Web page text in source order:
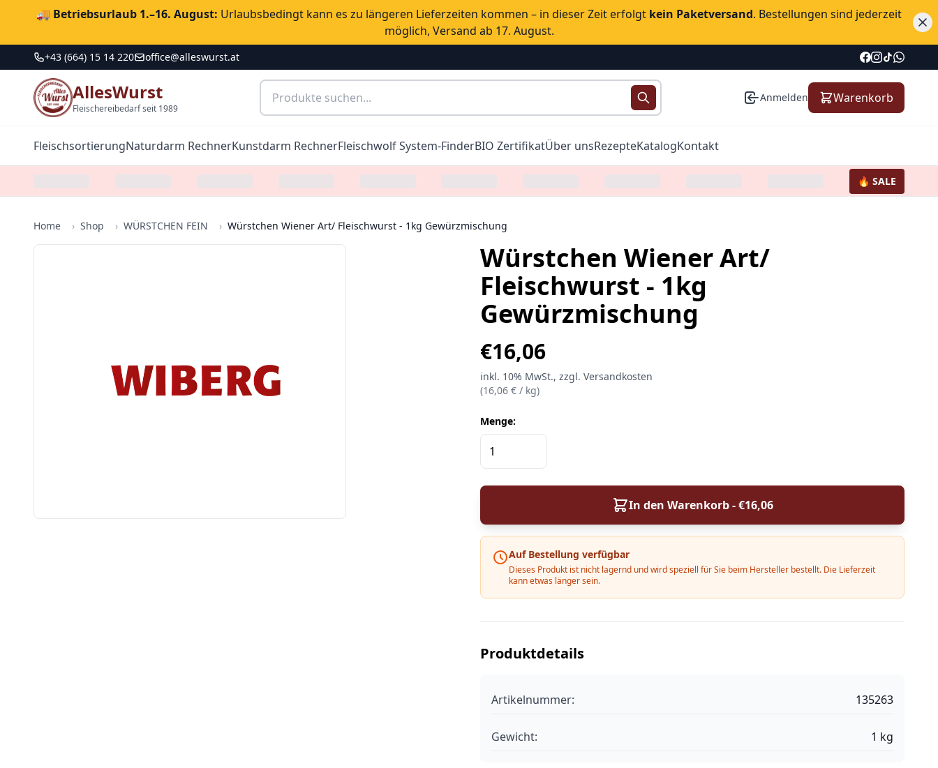
🚚 Betriebsurlaub 1.–16. August: Urlaubsbedingt kann es zu längeren Lieferzeiten kommen – in dieser Zeit erfolgt kein Paketversand. Bestellungen sind jederzeit
möglich, Versand ab 17. August.
+43 (664) 15 14 220 office@alleswurst.at
AllesWurst
Fleischereibedarf seit 1989
Anmelden Warenkorb
FleischsortierungNaturdarm RechnerKunstdarm RechnerFleischwolf System-FinderBIO ZertifikatÜber unsRezepteKatalogKontakt
🔥 SALE
Home › Shop › WÜRSTCHEN FEIN › Würstchen Wiener Art/ Fleischwurst - 1kg Gewürzmischung
Würstchen Wiener Art/
Fleischwurst - 1kg
Gewürzmischung
€16,06
inkl. 10% MwSt., zzgl. Versandkosten
(16,06 € / kg)
Menge:
In den Warenkorb - €16,06
Auf Bestellung verfügbar
Dieses Produkt ist nicht lagernd und wird speziell für Sie beim Hersteller bestellt. Die Lieferzeit
kann etwas länger sein.
Produktdetails
Artikelnummer: 135263
Gewicht: 1 kg